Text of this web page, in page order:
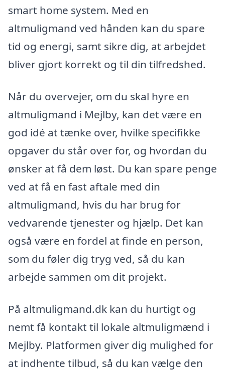
smart home system. Med en
altmuligmand ved hånden kan du spare
tid og energi, samt sikre dig, at arbejdet
bliver gjort korrekt og til din tilfredshed.
Når du overvejer, om du skal hyre en
altmuligmand i Mejlby, kan det være en
god idé at tænke over, hvilke specifikke
opgaver du står over for, og hvordan du
ønsker at få dem løst. Du kan spare penge
ved at få en fast aftale med din
altmuligmand, hvis du har brug for
vedvarende tjenester og hjælp. Det kan
også være en fordel at finde en person,
som du føler dig tryg ved, så du kan
arbejde sammen om dit projekt.
På altmuligmand.dk kan du hurtigt og
nemt få kontakt til lokale altmuligmænd i
Mejlby. Platformen giver dig mulighed for
at indhente tilbud, så du kan vælge den